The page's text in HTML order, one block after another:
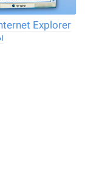
Explorer